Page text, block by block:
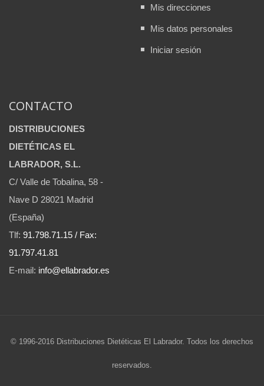
Mis direcciones
Mis datos personales
Iniciar sesión
CONTACTO
DISTRIBUCIONES
DIETÉTICAS EL
LABRADOR, S.L.
C/ Valle de Tobalina, 58 -
Nave D 28021 Madrid
(España)
Tlf: 91.798.71.15 / Fax:
91.797.41.81
E-mail: info@ellabrador.es
© 1996-2016 Distribuciones Dietéticas El Labrador. Todos los derechos
reservados.